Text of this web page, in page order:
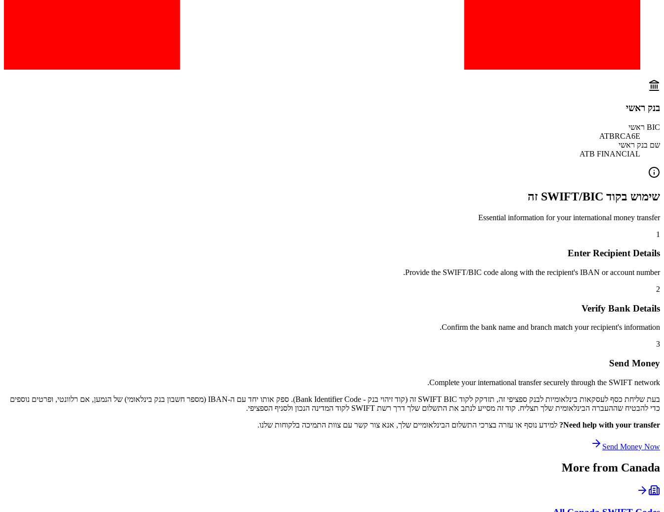
בנק ראשי
BIC ראשי
ATBRCA6E
שם בנק ראשי
ATB FINANCIAL
שימוש בקוד SWIFT/BIC זה
Essential information for your international money transfer
1
Enter Recipient Details
Provide the SWIFT/BIC code along with the recipient's IBAN or account number.
2
Verify Bank Details
Confirm the bank name and branch match your recipient's information.
3
Send Money
Complete your international transfer securely through the SWIFT network.
בעת שליחת כסף לעסקאות בינלאומיות לבנק ספציפי זה, תזדקק לקוד SWIFT BIC זה (קוד זיהוי בנק - Bank Identifier Code). ספק אותו יחד עם ה-IBAN (מספר חשבון בנק בינלאומי) של הנמען, אם רלוונטי, ופרטים נוספים
כדי להבטיח שההעברה הבינלאומית שלך תצליח. קוד זה מסייע לנתב את התשלום שלך דרך רשת SWIFT לקוד המדינה הנכון ולסניף הספציפי.
Need help with your transfer?
למידע נוסף או עזרה בצרכי התשלום הבינלאומיים שלך, אנא צור קשר עם צוות התמיכה בלקוחות שלנו.
Send Money Now
More from Canada